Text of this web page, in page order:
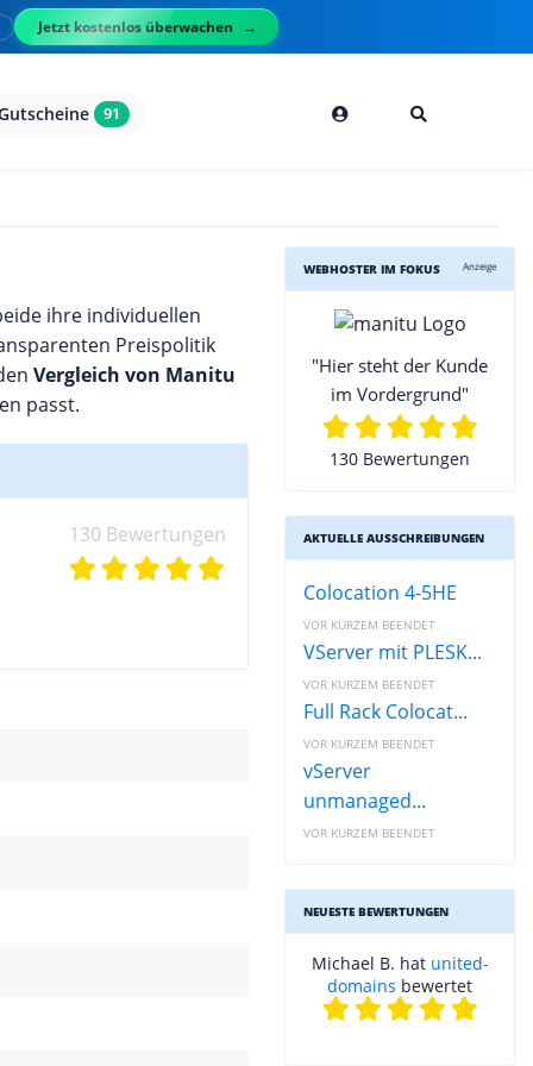
Jetzt kostenlos überwachen
91
ihre individuellen
Preispolitik
Vergleich von Manitu
passt.
130 Bewertungen
WEBHOSTER IM FOKUS Anzeige
"Hier steht der Kunde
im Vordergrund"
130 Bewertungen
AKTUELLE AUSSCHREIBUNGEN
Colocation 4-5HE
VOR KURZEM BEENDET
VServer mit PLESK...
VOR KURZEM BEENDET
Full Rack Colocat...
VOR KURZEM BEENDET
vServer
unmanaged...
VOR KURZEM BEENDET
NEUESTE BEWERTUNGEN
Michael B. hat united-
domains bewertet